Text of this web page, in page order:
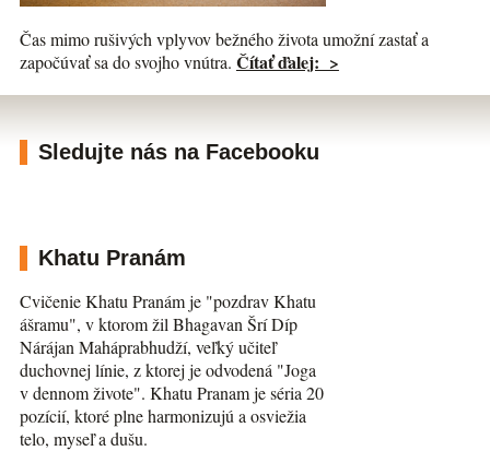
Čas mimo rušivých vplyvov bežného života umožní zastať a
započúvať sa do svojho vnútra. Čítať ďalej: >
Sledujte nás na Facebooku
Khatu Pranám
Cvičenie Khatu Pranám je "pozdrav Khatu
ášramu", v ktorom žil Bhagavan Šrí Díp
Nárájan Maháprabhudží, veľký učiteľ
duchovnej línie, z ktorej je odvodená "Joga
v dennom živote". Khatu Pranam je séria 20
pozícií, ktoré plne harmonizujú a osviežia
telo, myseľ a dušu.